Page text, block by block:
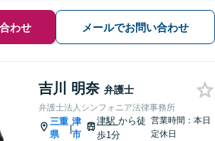
わせ メールでお問い合わせ
吉川 明奈 弁護士
弁護士法人シンフォニア法律事務所
三重
県
|
津
市
津駅から徒
歩1分
営業時間：本日
定休日